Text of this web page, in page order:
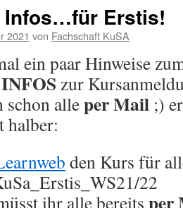
Infos…für Erstis!
2021 von Fachschaft KuSA
ein paar Hinweise
INFOS zur
schon alleper Mail ;)
halber:
den Kurs für
22
ihr alle bereits per